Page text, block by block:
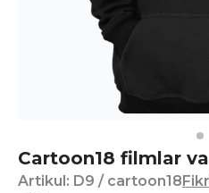
Cartoon18 filmlar
Artikul: D9 / cartoon18